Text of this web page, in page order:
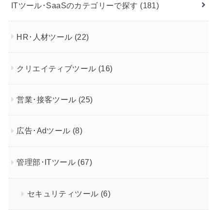
ITツール･SaaSのカテゴリーで探す (181)
HR･人材ツール (22)
クリエイティブツール (16)
営業･接客ツール (25)
広告･Adツール (8)
管理部･ITツール (67)
セキュリティツール (6)